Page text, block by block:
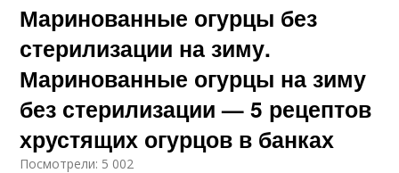
Маринованные огурцы без
стерилизации на зиму.
Маринованные огурцы на зиму
без стерилизации — 5 рецептов
хрустящих огурцов в банках
Посмотрели: 5 002